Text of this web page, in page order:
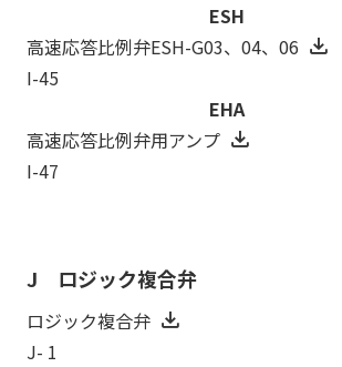
ESH
高速応答比例弁ESH-G03、04、06
I-45
EHA
高速応答比例弁用アンプ
I-47
J ロジック複合弁
ロジック複合弁
J- 1